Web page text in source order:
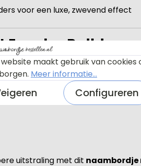
voor een luxe, zwevend effect
Engelse Bulldog
Bulldog
uitstraling met dit naambordje
website maakt gebruik van
Meer informatie...
Configureren